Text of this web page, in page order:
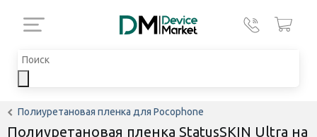
Полиуретановая пленка для Pocophone
Полиуретановая пленка StatusSKIN Ultra на